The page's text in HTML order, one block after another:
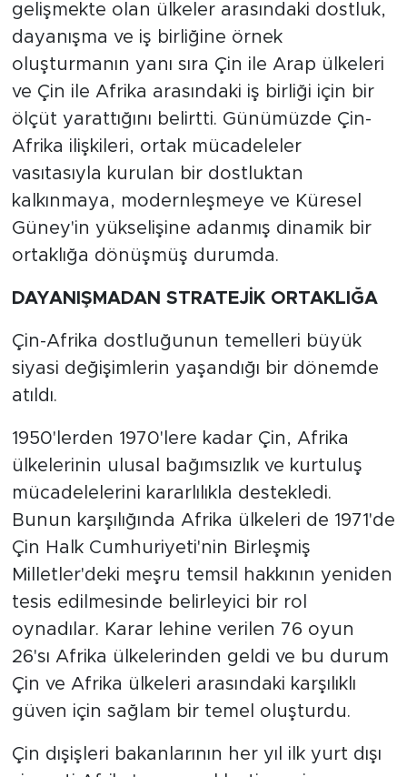
gelişmekte olan ülkeler arasındaki dostluk,
dayanışma ve iş birliğine örnek
oluşturmanın yanı sıra Çin ile Arap ülkeleri
ve Çin ile Afrika arasındaki iş birliği için bir
ölçüt yarattığını belirtti. Günümüzde Çin-
Afrika ilişkileri, ortak mücadeleler
vasıtasıyla kurulan bir dostluktan
kalkınmaya, modernleşmeye ve Küresel
Güney'in yükselişine adanmış dinamik bir
ortaklığa dönüşmüş durumda.
DAYANIŞMADAN STRATEJİK ORTAKLIĞA
Çin-Afrika dostluğunun temelleri büyük
siyasi değişimlerin yaşandığı bir dönemde
atıldı.
1950'lerden 1970'lere kadar Çin, Afrika
ülkelerinin ulusal bağımsızlık ve kurtuluş
mücadelelerini kararlılıkla destekledi.
Bunun karşılığında Afrika ülkeleri de 1971'de
Çin Halk Cumhuriyeti'nin Birleşmiş
Milletler'deki meşru temsil hakkının yeniden
tesis edilmesinde belirleyici bir rol
oynadılar. Karar lehine verilen 76 oyun
26'sı Afrika ülkelerinden geldi ve bu durum
Çin ve Afrika ülkeleri arasındaki karşılıklı
güven için sağlam bir temel oluşturdu.
Çin dışişleri bakanlarının her yıl ilk yurt dışı